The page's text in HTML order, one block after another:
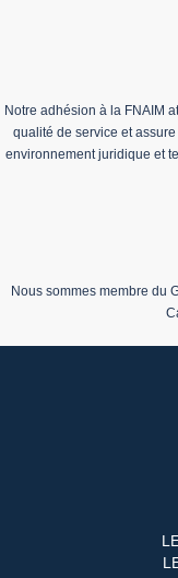
Notre adhésion à la FNAIM
qualité de service et
environnement juridique et
Nous sommes membre du